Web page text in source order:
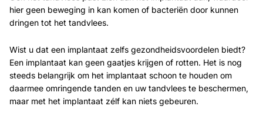
hier geen beweging in kan komen of bacteriën door kunnen
dringen tot het tandvlees.
Wist u dat een implantaat zelfs gezondheidsvoordelen biedt?
Een implantaat kan geen gaatjes krijgen of rotten. Het is nog
steeds belangrijk om het implantaat schoon te houden om
daarmee omringende tanden en uw tandvlees te beschermen,
maar met het implantaat zélf kan niets gebeuren.